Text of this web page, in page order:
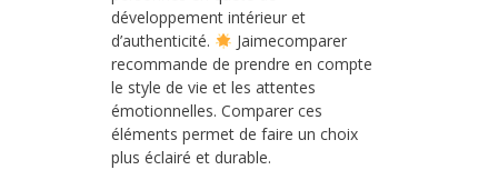
développement intérieur et
d’authenticité.
Jaimecomparer
recommande de prendre en compte
le style de vie et les attentes
émotionnelles. Comparer ces
éléments permet de faire un choix
plus éclairé et durable.